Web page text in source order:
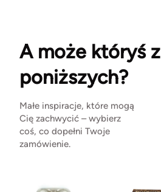
A może któryś z
poniższych?
Małe inspiracje, które mogą
Cię zachwycić – wybierz
coś, co dopełni Twoje
zamówienie.